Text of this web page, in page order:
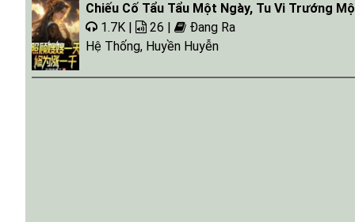
Tap 027
Tap 028
Tap 029
Chiếu Cố Tẩu Tẩu Một Ngày, Tu Vi Trướng
1.7K |
26 |
Đang Ra
Hệ Thống, Huyền Huyễn